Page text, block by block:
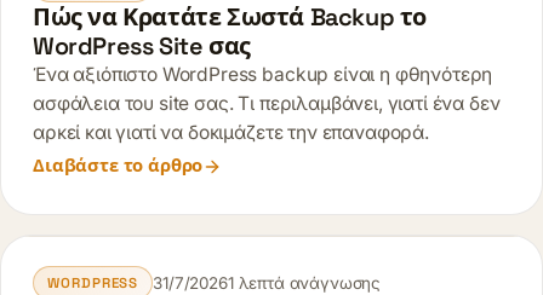
Πώς να Κρατάτε Σωστά Backup το
WordPress Site σας
Ένα αξιόπιστο WordPress backup είναι η φθηνότερη
ασφάλεια του site σας. Τι περιλαμβάνει, γιατί ένα δεν
αρκεί και γιατί να δοκιμάζετε την επαναφορά.
Διαβάστε το άρθρο
WORDPRESS 31/7/20261 λεπτά ανάγνωσης